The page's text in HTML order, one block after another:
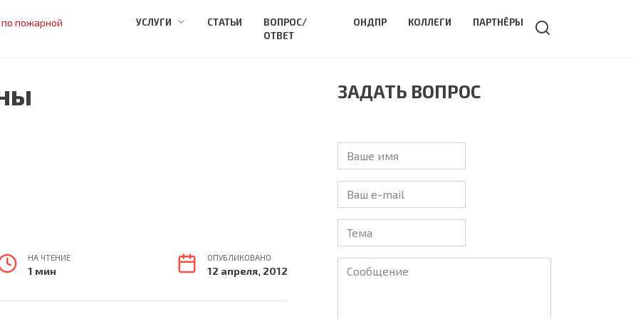
пожарной
УСЛУГИ СТАТЬИ
ВОПРОС/
ОТВЕТ
ОНДПР КОЛЛЕГИ ПАРТНЁРЫ
НА ЧТЕНИЕ
1 мин
ОПУБЛИКОВАНО
12 апреля, 2012
ЗАДАТЬ ВОПРОС